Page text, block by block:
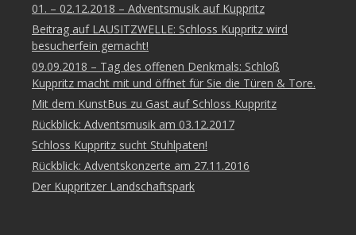
01. – 02.12.2018 – Adventsmusik auf Kuppritz
Beitrag auf LAUSITZWELLE: Schloss Kuppritz wird
besucherfein gemacht!
09.09.2018 – Tag des offenen Denkmals: Schloß
Kuppritz macht mit und öffnet für Sie die Türen & Tore.
Mit dem KunstBus zu Gast auf Schloss Kuppritz
Rückblick: Adventsmusik am 03.12.2017
Schloss Kuppritz sucht Stuhlpaten!
Rückblick: Adventskonzerte am 27.11.2016
Der Kuppritzer Landschaftspark